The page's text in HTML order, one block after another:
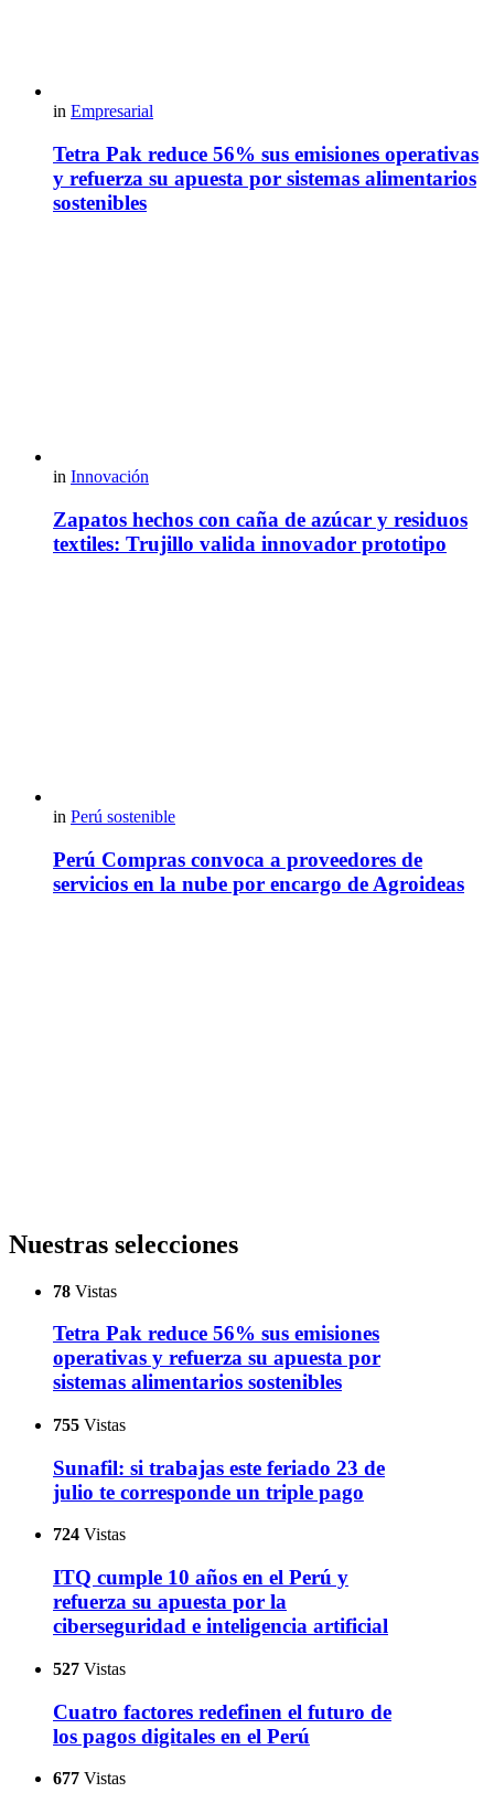
in Empresarial
Tetra Pak reduce 56% sus emisiones operativas
y refuerza su apuesta por sistemas alimentarios
sostenibles
in Innovación
Zapatos hechos con caña de azúcar y residuos
textiles: Trujillo valida innovador prototipo
in Perú sostenible
Perú Compras convoca a proveedores de
servicios en la nube por encargo de Agroideas
Nuestras selecciones
78 Vistas
Tetra Pak reduce 56% sus emisiones
operativas y refuerza su apuesta por
sistemas alimentarios sostenibles
755 Vistas
Sunafil: si trabajas este feriado 23 de
julio te corresponde un triple pago
724 Vistas
ITQ cumple 10 años en el Perú y
refuerza su apuesta por la
ciberseguridad e inteligencia artificial
527 Vistas
Cuatro factores redefinen el futuro de
los pagos digitales en el Perú
677 Vistas